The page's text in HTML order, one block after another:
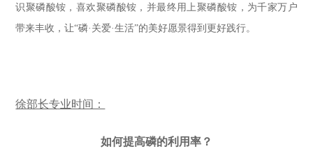
识聚磷酸铵，喜欢聚磷酸铵，并最终用上聚磷酸铵，为千家万户
带来丰收，让“磷·关爱·生活”的美好愿景得到更好践行。
徐部长专业时间：
如何提高磷的利用率？